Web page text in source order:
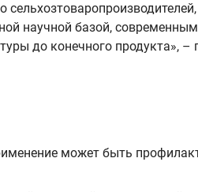
научной базой,
до конечного продукта», –
может быть